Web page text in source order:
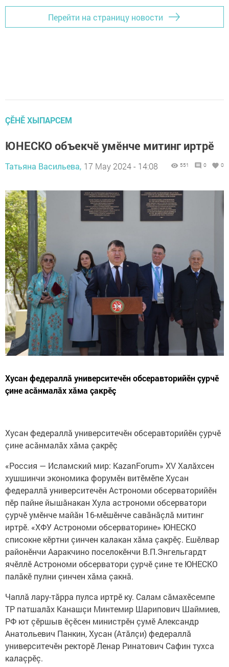
Перейти на страницу новости
ÇӖНӖ ХЫПАРСЕМ
ЮНЕСКО объекчӗ умӗнче митинг иртрӗ
Татьяна Васильева, 17 May 2024 - 14:08 551 0 0
Хусан федераллă университечӗн обсеравторийӗн çурчӗ
çине асăнмалăх хăма çакрӗç
Хусан федераллă университечӗн обсеравторийӗн çурчӗ
çине асăнмалăх хăма çакрӗç
«Россия — Исламский мир: KazanForum» XV Халăхсен
хушшинчи экономика форумӗн витӗмӗпе Хусан
федераллă университечӗн Астрономи обсерваторийӗн
пӗр пайне йышăнакан Хула астрономи обсерватори
çурчӗ умӗнче майăн 16-мӗшӗнче савăнăçлă митинг
иртрӗ. «ХФУ Астрономи обсерваторине» ЮНЕСКО
списокне кӗртни çинчен калакан хăма çакрӗç. Ешӗлвар
районӗнчи Ааракчино поселокӗнчи В.П.Энгельгардт
ячӗллӗ Астрономи обсерватори çурчӗ çине те ЮНЕСКО
палăкӗ пулни çинчен хăма çакнă.
Чаплă лару-тăрра пулса иртрӗ ку. Салам сăмахӗсемпе
ТР патшалăх Канашçи Минтемир Шарипович Шаймиев,
РФ ют çӗршыв ӗçӗсен министрӗн çумӗ Александр
Анатольевич Панкин, Хусан (Атăлçи) федераллă
университечӗн ректорӗ Ленар Ринатович Сафин тухса
калаçрӗç.